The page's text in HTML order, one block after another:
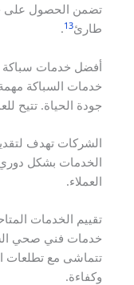
تضمن الحصول على
طارئ13
.
أفضل خدمات سباكة
خدمات السباكة
جودة الحياة. تتيح
الشركات تهدف
الخدمات بشكل
العملاء.
تقييم الخدمات
خدمات فني صحي
تتماشى مع تطلعات
وكفاءة.